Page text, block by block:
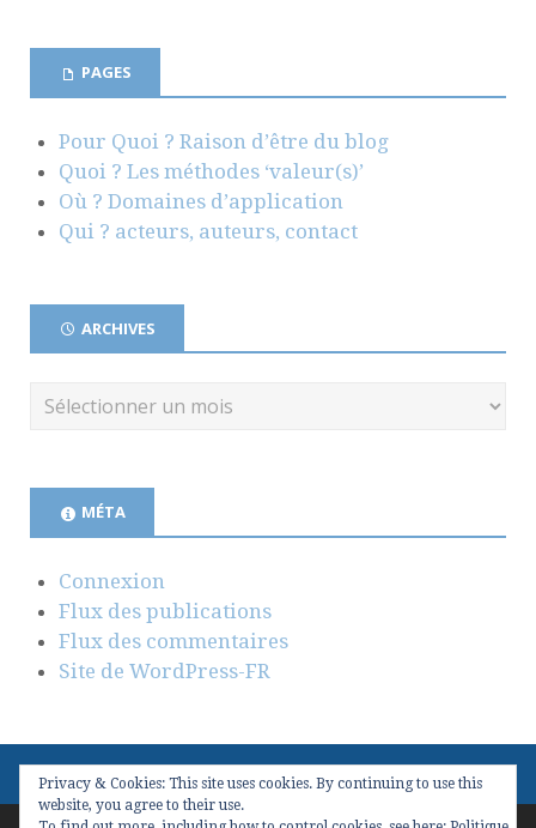
PAGES
Pour Quoi ? Raison d’être du blog
Quoi ? Les méthodes ‘valeur(s)’
Où ? Domaines d’application
Qui ? acteurs, auteurs, contact
ARCHIVES
MÉTA
Connexion
Flux des publications
Flux des commentaires
Site de WordPress-FR
Privacy & Cookies: This site uses cookies. By continuing to use this
website, you agree to their use.